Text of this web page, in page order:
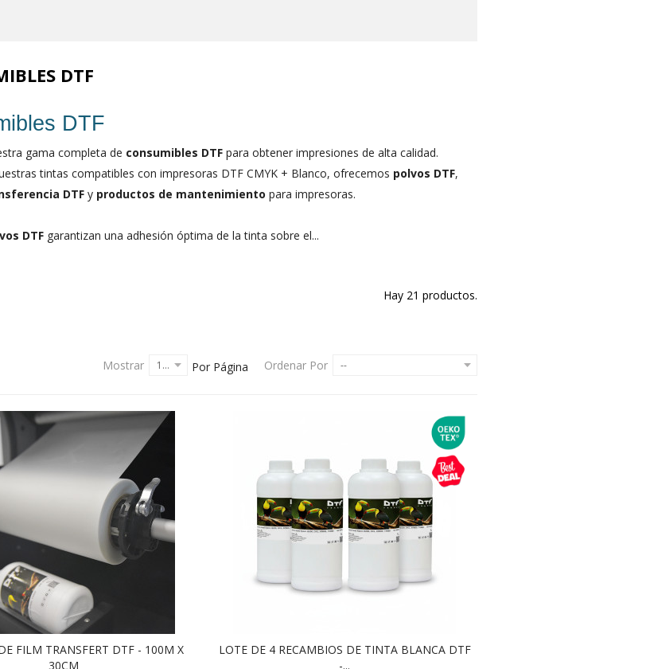
DTF
DTF
gama completa de consumibles DTF para obtener impresiones de alta calidad.
tintas compatibles con impresoras DTF CMYK + Blanco, ofrecemos polvos DTF,
DTF y productos de mantenimiento para impresoras.
DTF garantizan una adhesión óptima de la tinta sobre el...
Hay 21 productos.
Ordenar Por --
Mostrar 12 Por Página
FILM TRANSFERT DTF - 100M X
30CM
LOTE DE 4 RECAMBIOS DE TINTA BLANCA DTF
-...